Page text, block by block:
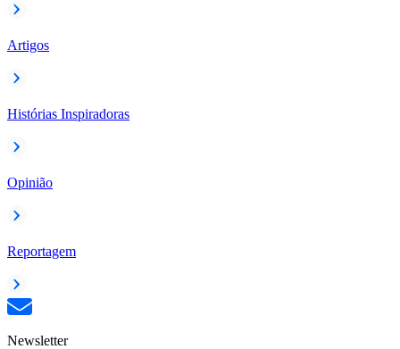
Artigos
Histórias Inspiradoras
Opinião
Reportagem
Newsletter